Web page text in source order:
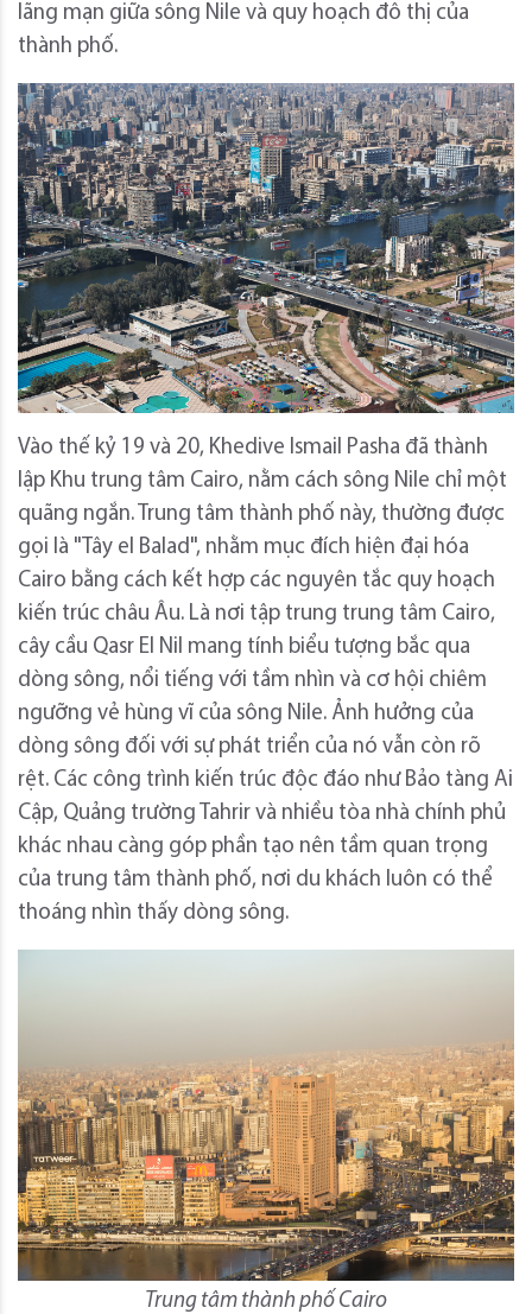
lãng mạn giữa sông Nile và quy hoạch đô thị của
thành phố.
Vào thế kỷ 19 và 20, Khedive Ismail Pasha đã thành
lập Khu trung tâm Cairo, nằm cách sông Nile chỉ một
quãng ngắn. Trung tâm thành phố này, thường được
gọi là "Tây el Balad", nhằm mục đích hiện đại hóa
Cairo bằng cách kết hợp các nguyên tắc quy hoạch
kiến ​​trúc châu Âu. Là nơi tập trung trung tâm Cairo,
cây cầu Qasr El Nil mang tính biểu tượng bắc qua
dòng sông, nổi tiếng với tầm nhìn và cơ hội chiêm
ngưỡng vẻ hùng vĩ của sông Nile. Ảnh hưởng của
dòng sông đối với sự phát triển của nó vẫn còn rõ
rệt. Các công trình kiến ​​trúc độc đáo như Bảo tàng Ai
Cập, Quảng trường Tahrir và nhiều tòa nhà chính phủ
khác nhau càng góp phần tạo nên tầm quan trọng
của trung tâm thành phố, nơi du khách luôn có thể
thoáng nhìn thấy dòng sông.
Trung tâm thành phố Cairo